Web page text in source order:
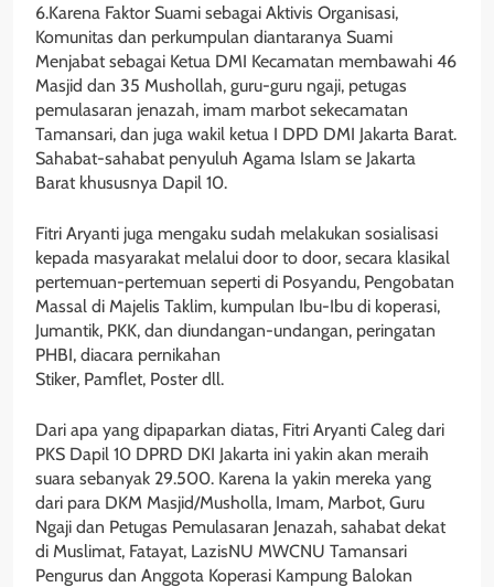
6.Karena Faktor Suami sebagai Aktivis Organisasi,
Komunitas dan perkumpulan diantaranya Suami
Menjabat sebagai Ketua DMI Kecamatan membawahi 46
Masjid dan 35 Mushollah, guru-guru ngaji, petugas
pemulasaran jenazah, imam marbot sekecamatan
Tamansari, dan juga wakil ketua I DPD DMI Jakarta Barat.
Sahabat-sahabat penyuluh Agama Islam se Jakarta
Barat khususnya Dapil 10.
Fitri Aryanti juga mengaku sudah melakukan sosialisasi
kepada masyarakat melalui door to door, secara klasikal
pertemuan-pertemuan seperti di Posyandu, Pengobatan
Massal di Majelis Taklim, kumpulan Ibu-Ibu di koperasi,
Jumantik, PKK, dan diundangan-undangan, peringatan
PHBI, diacara pernikahan
Stiker, Pamflet, Poster dll.
Dari apa yang dipaparkan diatas, Fitri Aryanti Caleg dari
PKS Dapil 10 DPRD DKI Jakarta ini yakin akan meraih
suara sebanyak 29.500. Karena Ia yakin mereka yang
dari para DKM Masjid/Musholla, Imam, Marbot, Guru
Ngaji dan Petugas Pemulasaran Jenazah, sahabat dekat
di Muslimat, Fatayat, LazisNU MWCNU Tamansari
Pengurus dan Anggota Koperasi Kampung Balokan